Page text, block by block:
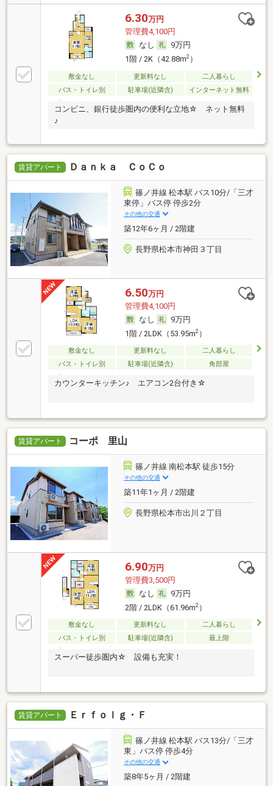
6.30万円
管理費4,100円
なし
9万円
1階 / 2K（42.88m2）
敷金なし 更新料なし
二人暮らし
バス・トイレ別
駐車場(近隣含) インターネット無料
コンビニ、銀行徒歩圏内の便利な立地☆ ネット無料
♪
賃貸アパート Ｄａｎｋａ ＣｏＣｏ
篠ノ井線 松本駅 バス10分/「三才
東停」バス停 停歩2分
その他の交通
築12年6ヶ月 / 2階建
長野県松本市神田３丁目
6.50万円
管理費4,100円
なし
9万円
1階 / 2LDK（53.95m2）
敷金なし 更新料なし
二人暮らし
バス・トイレ別
駐車場(近隣含) 角部屋
カウンターキッチン♪ エアコン2台付き☆
賃貸アパート コーポ 里山
篠ノ井線 南松本駅 徒歩15分
その他の交通
築11年1ヶ月 / 2階建
長野県松本市出川２丁目
6.90万円
管理費3,500円
なし
9万円
2階 / 2LDK（61.96m2）
敷金なし 更新料なし
二人暮らし
バス・トイレ別
駐車場(近隣含) 最上階
スーパー徒歩圏内☆ 設備も充実！
賃貸アパート Ｅｒｆｏｌｇ・Ｆ
篠ノ井線 松本駅 バス13分/「三才
東」バス停 停歩4分
その他の交通
築8年5ヶ月 / 2階建